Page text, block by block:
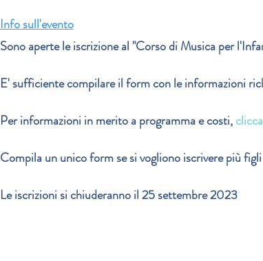
Info sull'evento
Sono aperte le iscrizione al "Corso di Musica per
E' sufficiente compilare il form con le informazioni
Per informazioni in merito a programma e costi,
Compila un unico form se si vogliono iscrivere più
Le iscrizioni si chiuderanno il 25 settembre 2023